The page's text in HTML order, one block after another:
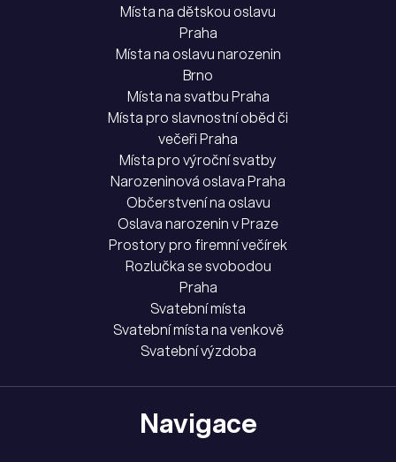
Místa na dětskou oslavu
Praha
Místa na oslavu narozenin
Brno
Místa na svatbu Praha
Místa pro slavnostní oběd či
večeři Praha
Místa pro výroční svatby
Narozeninová oslava Praha
Občerstvení na oslavu
Oslava narozenin v Praze
Prostory pro firemní večírek
Rozlučka se svobodou
Praha
Svatební místa
Svatební místa na venkově
Svatební výzdoba
Navigace